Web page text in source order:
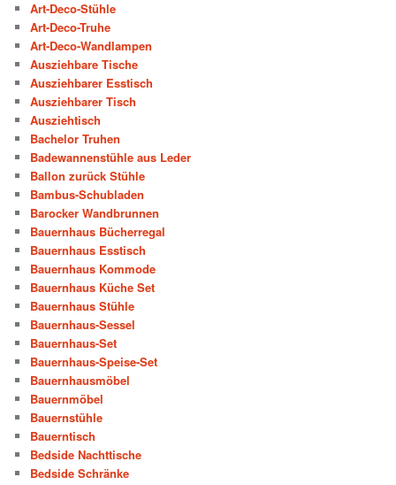
Art-Deco-Stühle
Art-Deco-Truhe
Art-Deco-Wandlampen
Ausziehbare Tische
Ausziehbarer Esstisch
Ausziehbarer Tisch
Ausziehtisch
Bachelor Truhen
Badewannenstühle aus Leder
Ballon zurück Stühle
Bambus-Schubladen
Barocker Wandbrunnen
Bauernhaus Bücherregal
Bauernhaus Esstisch
Bauernhaus Kommode
Bauernhaus Küche Set
Bauernhaus Stühle
Bauernhaus-Sessel
Bauernhaus-Set
Bauernhaus-Speise-Set
Bauernhausmöbel
Bauernmöbel
Bauernstühle
Bauerntisch
Bedside Nachttische
Bedside Schränke